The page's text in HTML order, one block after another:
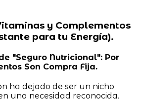
y Complementos
para tu Energía).
"Seguro Nutricional": Por
Son Compra Fija.
ha dejado de ser un nicho
una necesidad reconocida.